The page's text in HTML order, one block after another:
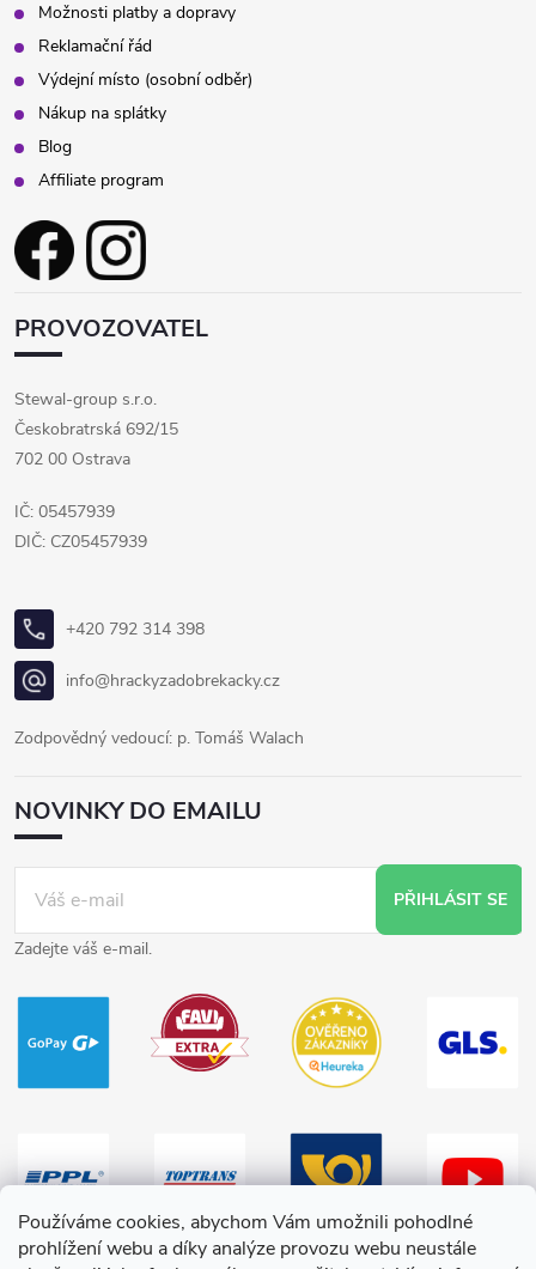
Používáme cookies, abychom Vám umožnili pohodlné
prohlížení webu a díky analýze provozu webu neustále
Možnosti platby a dopravy
Reklamační řád
Výdejní místo (osobní odběr)
Nákup na splátky
Blog
Affiliate program
PROVOZOVATEL
Stewal-group s.r.o.
Českobratrská 692/15
702 00 Ostrava
IČ: 05457939
DIČ: CZ05457939
+420 792 314 398
info@hrackyzadobrekacky.cz
Zodpovědný vedoucí: p. Tomáš Walach
NOVINKY DO EMAILU
PŘIHLÁSIT SE
Zadejte váš e-mail.